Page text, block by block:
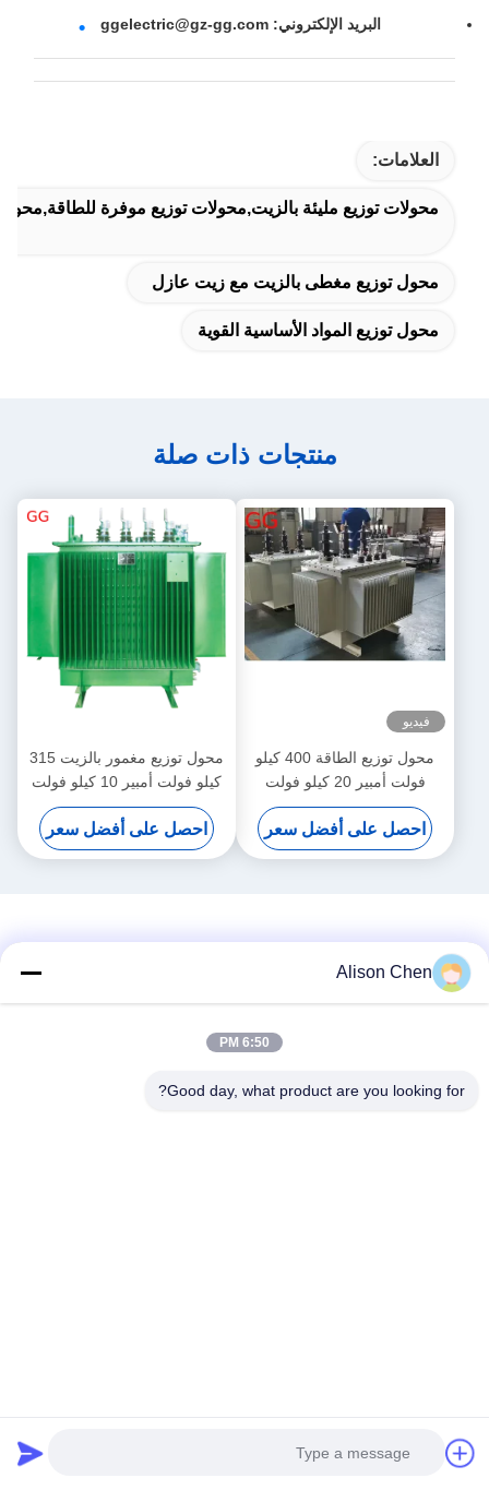
البريد الإلكتروني: ggelectric@gz-gg.com
العلامات:
محولات توزيع مليئة بالزيت,محولات توزيع موفرة للطاقة,محول
محول توزيع مغطى بالزيت مع زيت عازل
محول توزيع المواد الأساسية القوية
منتجات ذات صلة
فيديو
محول توزيع الطاقة 400 كيلو
فولت أمبير 20 كيلو فولت
مغمور بالزيت S(B)13-NX3
مستوى كفاءة الطاقة 3
احصل على أفضل سعر
محول توزيع مغمور بالزيت 315
كيلو فولت أمبير 10 كيلو فولت
S(B)22-NX1 مستوى كفاءة
الطاقة 1
احصل على أفضل سعر
رقم 15، طريق يونبو الأول، منطقة يونبو الصناعية، لوانغ،
Alison Chen
6:50 PM
Good day, what product are you looking for?